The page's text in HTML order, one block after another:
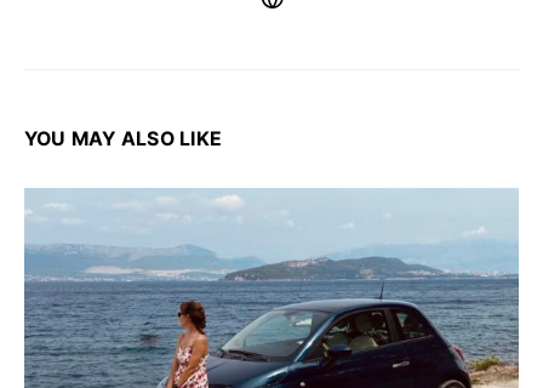
YOU MAY ALSO LIKE